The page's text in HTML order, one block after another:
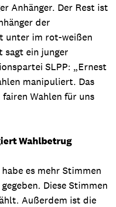
Anhänger. Der Rest ist
der
unter im rot-weißen
sagt ein junger
SLPP: „Ernest
manipuliert. Das
Wahlen für uns
Wahlbetrug
es mehr Stimmen
Diese Stimmen
Außerdem ist die